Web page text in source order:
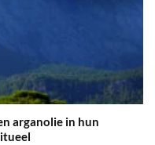
arganolie in hun